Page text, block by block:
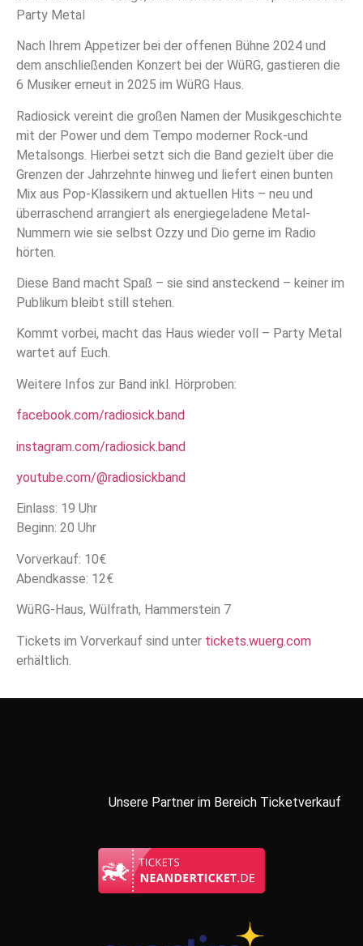
Party Metal
Nach Ihrem Appetizer bei der offenen Bühne 2024 und
dem anschließenden Konzert bei der WüRG, gastieren die
6 Musiker erneut in 2025 im WüRG Haus.
Radiosick vereint die großen Namen der Musikgeschichte
mit der Power und dem Tempo moderner Rock-und
Metalsongs. Hierbei setzt sich die Band gezielt über die
Grenzen der Jahrzehnte hinweg und liefert einen bunten
Mix aus Pop-Klassikern und aktuellen Hits – neu und
überraschend arrangiert als energiegeladene Metal-
Nummern wie sie selbst Ozzy und Dio gerne im Radio
hörten.
Diese Band macht Spaß – sie sind ansteckend – keiner im
Publikum bleibt still stehen.
Kommt vorbei, macht das Haus wieder voll – Party Metal
wartet auf Euch.
Weitere Infos zur Band inkl. Hörproben:
facebook.com/radiosick.band
instagram.com/radiosick.band
youtube.com/@radiosickband
Einlass: 19 Uhr
Beginn: 20 Uhr
Vorverkauf: 10€
Abendkasse: 12€
WüRG-Haus, Wülfrath, Hammerstein 7
Tickets im Vorverkauf sind unter tickets.wuerg.com
erhältlich.
Unsere Partner im Bereich Ticketverkauf